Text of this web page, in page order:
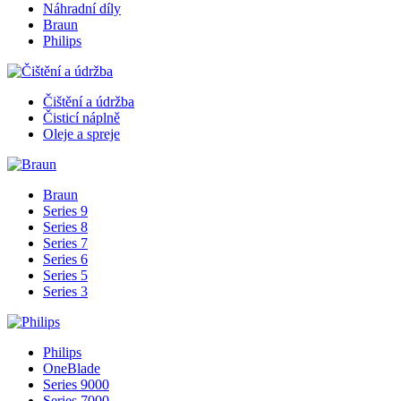
Náhradní díly
Braun
Philips
Čištění a údržba
Čisticí náplně
Oleje a spreje
Braun
Series 9
Series 8
Series 7
Series 6
Series 5
Series 3
Philips
OneBlade
Series 9000